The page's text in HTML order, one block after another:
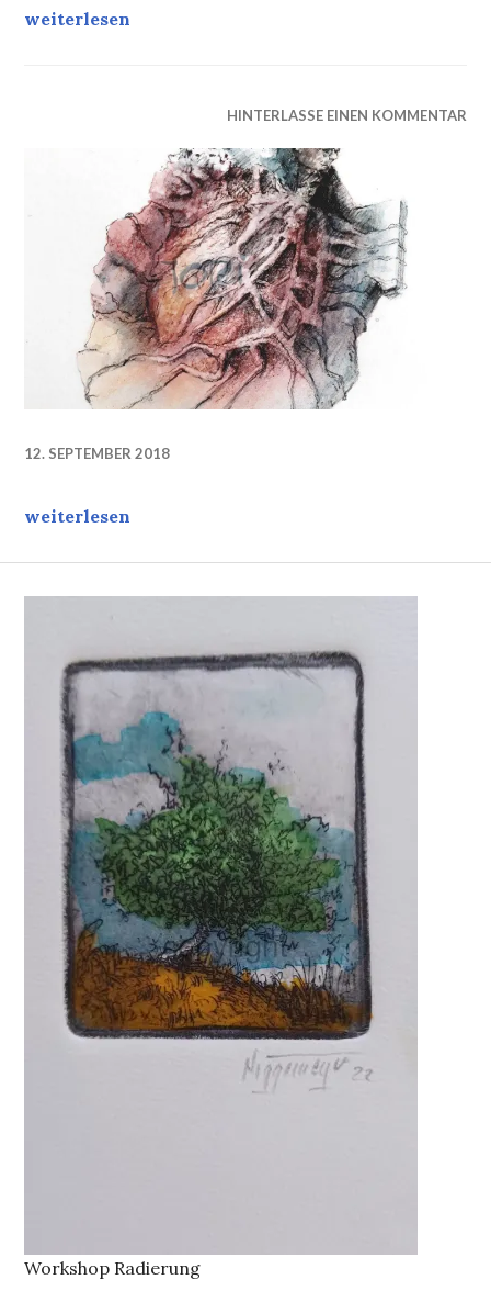
Work is done. Titel: „Von der Schönheit, Klarheit
weiterlesen
HINTERLASSE EINEN KOMMENTAR
12. SEPTEMBER 2018
Sag Du es mir…
weiterlesen
Workshop Radierung